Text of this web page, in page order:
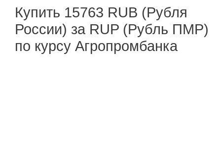
Купить 15763 RUB (Рубля
России) за RUP (Рубль ПМР)
по курсу Агропромбанка